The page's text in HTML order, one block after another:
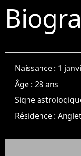
Naissance : 1
Âge :28 ans
Signe
Résidence :